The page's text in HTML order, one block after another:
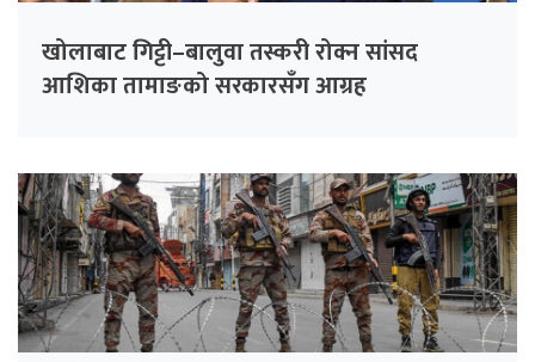
खोलाबाट गिट्टी–बालुवा तस्करी रोक्न सांसद
आशिका तामाङको सरकारसँग आग्रह